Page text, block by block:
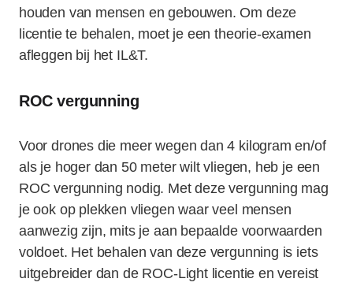
houden van mensen en gebouwen. Om deze
licentie te behalen, moet je een theorie-examen
afleggen bij het IL&T.
ROC vergunning
Voor drones die meer wegen dan 4 kilogram en/of
als je hoger dan 50 meter wilt vliegen, heb je een
ROC vergunning nodig. Met deze vergunning mag
je ook op plekken vliegen waar veel mensen
aanwezig zijn, mits je aan bepaalde voorwaarden
voldoet. Het behalen van deze vergunning is iets
uitgebreider dan de ROC-Light licentie en vereist